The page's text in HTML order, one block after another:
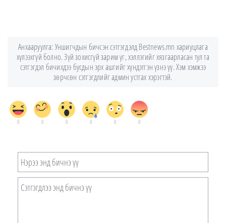
Анхааруулга: Уншигчдын бичсэн сэтгэгдэлд Bestnews.mn хариуцлага
хүлээхгүй болно. Зүй зохисгүй зарим үг, хэллэгийг хязгаарласан тул та
сэтгэгдэл бичихдээ бусдын эрх ашгийг хүндэтгэн үзнэ үү. Хэм хэмжээ
зөрчсөн сэтгэгдлийг админ устгах хэрэгтэй.
0 0 0 0 0 0